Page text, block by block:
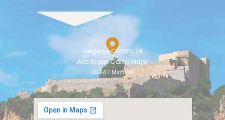
Verge de Gracia, 29
Accés per Carrer Major
43747 Miravet